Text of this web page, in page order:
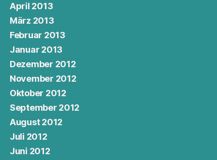
April 2013
März 2013
Februar 2013
Januar 2013
Dezember 2012
November 2012
Oktober 2012
September 2012
August 2012
Juli 2012
Juni 2012